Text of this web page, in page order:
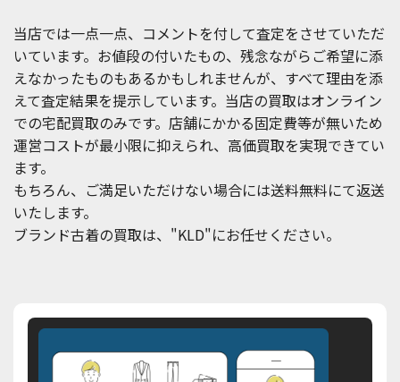
当店では一点一点、コメントを付して査定をさせていただ
いています。お値段の付いたもの、残念ながらご希望に添
えなかったものもあるかもしれませんが、すべて理由を添
えて査定結果を提示しています。当店の買取はオンライン
での宅配買取のみです。店舗にかかる固定費等が無いため
運営コストが最小限に抑えられ、高価買取を実現できてい
ます。
もちろん、ご満足いただけない場合には送料無料にて返送
いたします。
ブランド古着の買取は、"KLD"にお任せください。